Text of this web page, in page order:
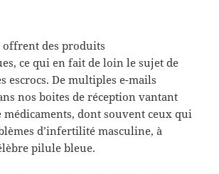
offrent des produits
ce qui en fait de loin le sujet de
escrocs. De multiples e-mails
nos boites de réception vantant
médicaments, dont souvent ceux qui
d’infertilité masculine, à
pilule bleue.